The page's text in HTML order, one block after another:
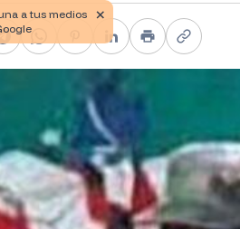
TelegramWhatsApp
PinterestLinkedIn
PrintCopy link